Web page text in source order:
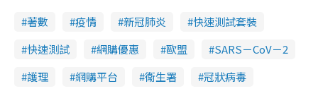
著數 疫情 新冠肺炎
快速測試套裝
快速測試
網購優惠 歐盟
SARS－CoV－2
護理
網購平台 衞生署 冠狀病毒